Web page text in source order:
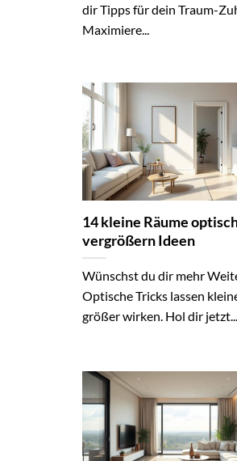
dir Tipps für dein Traum-
Maximiere...
14 kleine Räume
vergrößern Ideen
Wünschst du dir mehr
Optische Tricks lassen
größer wirken. Hol dir jetzt...